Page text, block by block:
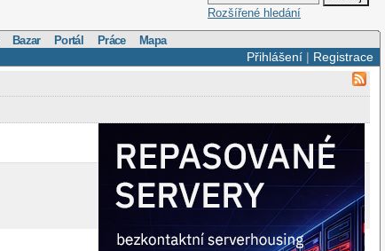
Rozšířené hledání
Bazar Portál Práce Mapa
Přihlášení| Registrace